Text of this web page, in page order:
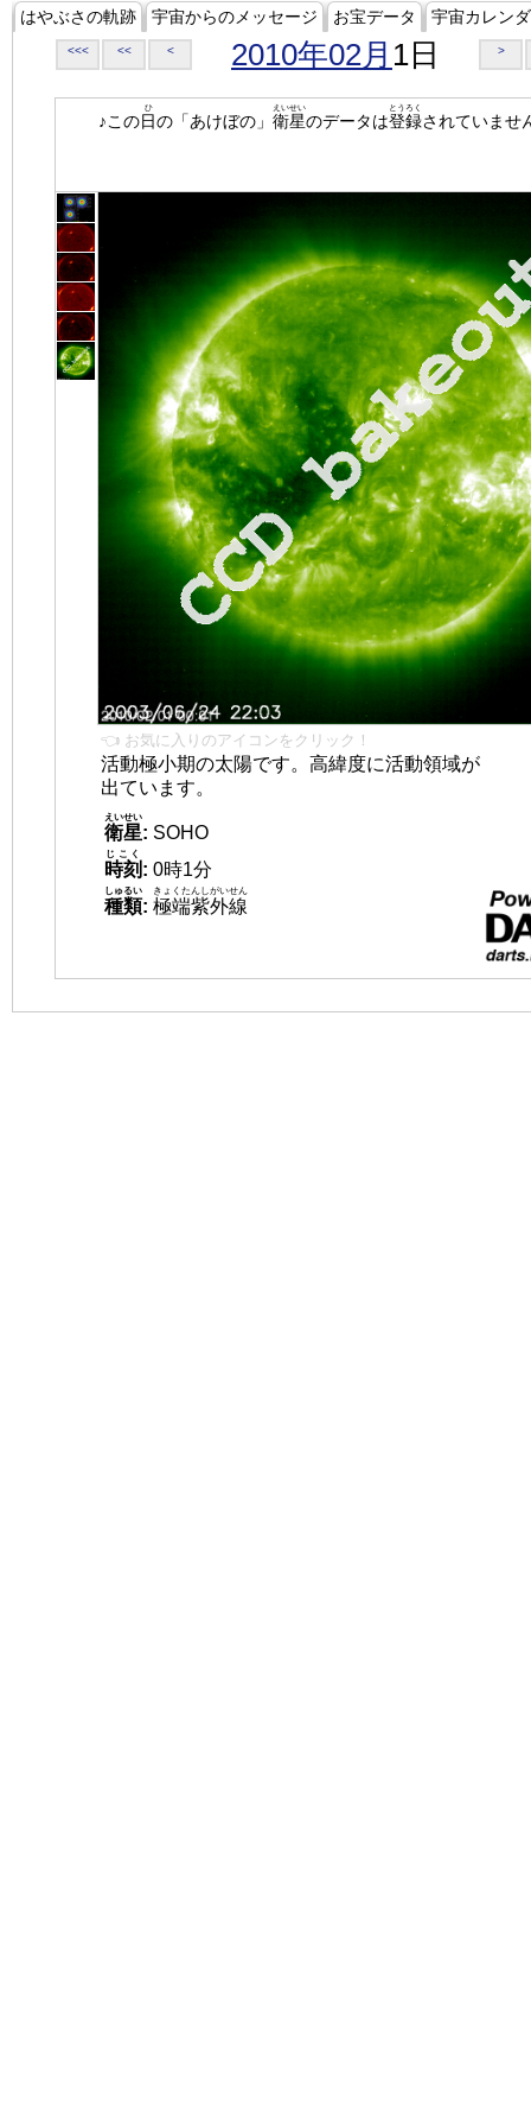
はやぶさの軌跡 宇宙からのメッセージ お宝データ 宇宙カレン
<<< << < 2010年02月 1日 >
♪この日
ひ
の「あけぼの」 衛星
えいせい
のデータは登録
とうろく
されていませ
👈 お気に入りのアイコンをクリック！
活動極小期の太陽です。高緯度に活動領域が
出ています。
衛星
えいせい
: SOHO
時刻
じこく
: 0時1分
種類
しゅるい
: 極端紫外線
きょくたんしがいせん